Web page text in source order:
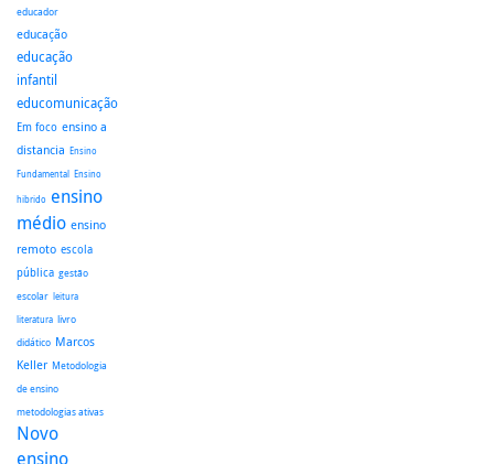
educador
educação
educação
infantil
educomunicação
Em foco ensino a
distancia Ensino
Fundamental Ensino
hibrido ensino
médio ensino
remoto escola
pública gestão
escolar leitura
literatura livro
didático Marcos
Keller Metodologia
de ensino
metodologias ativas
Novo
ensino